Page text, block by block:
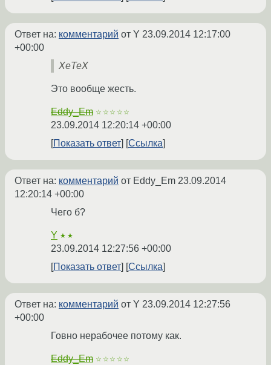
Ответ на: комментарий от Y 23.09.2014 12:17:00
+00:00
XeTeX
Это вообще жесть.
Eddy_Em ☆☆☆☆☆
23.09.2014 12:20:14 +00:00
Показать ответ
Ссылка
Ответ на: комментарий от Eddy_Em 23.09.2014
12:20:14 +00:00
Чего б?
Y ★★
23.09.2014 12:27:56 +00:00
Показать ответ
Ссылка
Ответ на: комментарий от Y 23.09.2014 12:27:56
+00:00
Говно нерабочее потому как.
Eddy_Em ☆☆☆☆☆